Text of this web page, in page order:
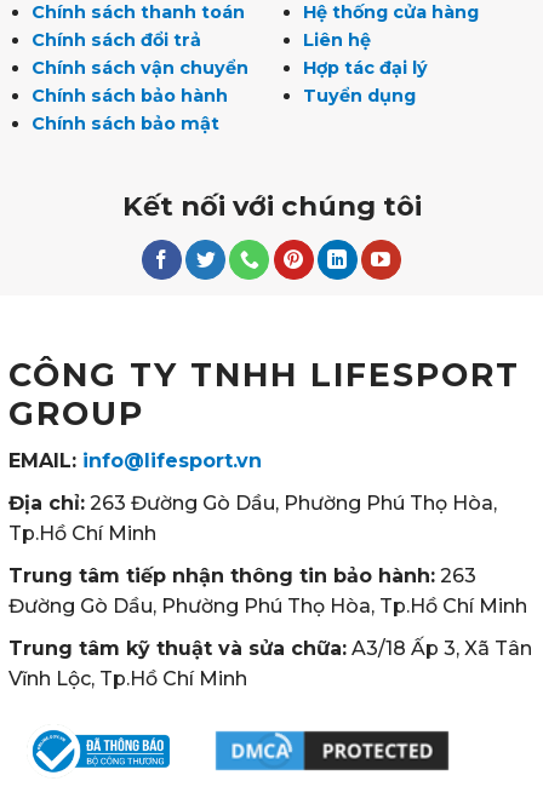
Chính sách thanh toán
Chính sách đổi trả
Chính sách vận chuyển
Chính sách bảo hành
Chính sách bảo mật
Hệ thống cửa hàng
Liên hệ
Hợp tác đại lý
Tuyển dụng
Kết nối với chúng tôi
CÔNG TY TNHH LIFESPORT
GROUP
EMAIL: info@lifesport.vn
Địa chỉ: 263 Đường Gò Dầu, Phường Phú Thọ Hòa,
Tp.Hồ Chí Minh
Trung tâm tiếp nhận thông tin bảo hành: 263
Đường Gò Dầu, Phường Phú Thọ Hòa, Tp.Hồ Chí Minh
Trung tâm kỹ thuật và sửa chữa: A3/18 Ấp 3, Xã Tân
Vĩnh Lộc, Tp.Hồ Chí Minh